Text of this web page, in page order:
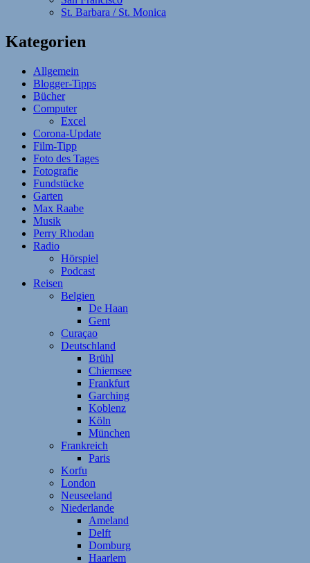
St. Barbara / St. Monica
Kategorien
Allgemein
Blogger-Tipps
Bücher
Computer
Excel
Corona-Update
Film-Tipp
Foto des Tages
Fotografie
Fundstücke
Garten
Max Raabe
Musik
Perry Rhodan
Radio
Hörspiel
Podcast
Reisen
Belgien
De Haan
Gent
Curaçao
Deutschland
Brühl
Chiemsee
Frankfurt
Garching
Koblenz
Köln
München
Frankreich
Paris
Korfu
London
Neuseeland
Niederlande
Ameland
Delft
Domburg
Haarlem